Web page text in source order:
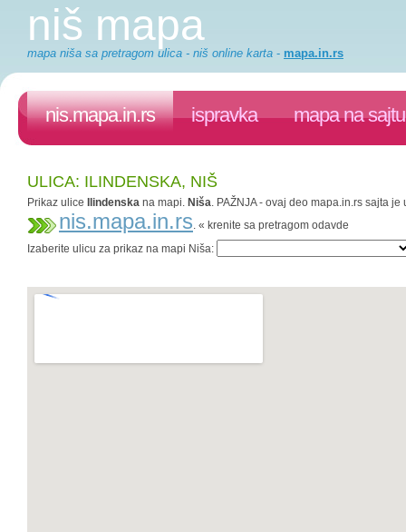
niš mapa
mapa niša sa pretragom ulica - niš online karta - mapa.in.rs
nis.mapa.in.rs ispravka mapa na sajtu
ULICA: ILINDENSKA, NIŠ
Prikaz ulice Ilindenska na mapi. Niša. PAŽNJA - ovaj deo mapa.in.rs sajta
nis.mapa.in.rs. « krenite sa pretragom odavde
Izaberite ulicu za prikaz na mapi Niša: